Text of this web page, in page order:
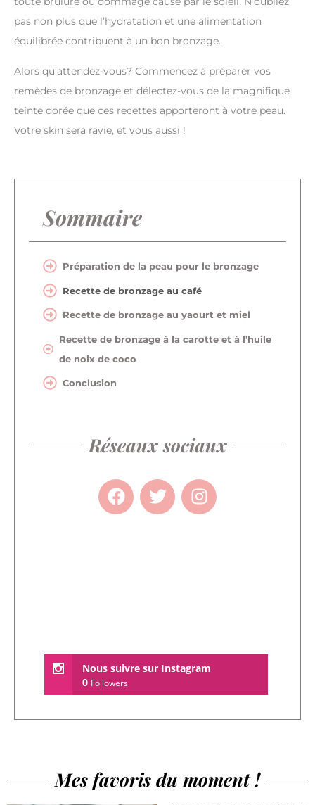
pas non plus que l’hydratation et une alimentation
équilibrée contribuent à un bon bronzage.
Alors qu’attendez-vous? Commencez à préparer vos
remèdes de bronzage et délectez-vous de la magnifique
teinte dorée que ces recettes apporteront à votre peau.
Votre skin sera ravie, et vous aussi !
Sommaire
Préparation de la peau pour le bronzage
Recette de bronzage au café
Recette de bronzage au yaourt et miel
Recette de bronzage à la carotte et à l’huile
de noix de coco
Conclusion
Réseaux sociaux
Nous suivre sur Instagram
0 Followers
Mes favoris du moment !